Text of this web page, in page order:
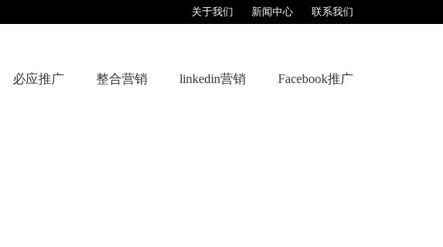
关于我们 新闻中心 联系我们
必应推广 整合营销 linkedin营销 Facebook推广